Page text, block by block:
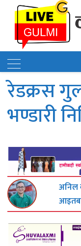
रेडक्रस
भण्डारी
अनिल